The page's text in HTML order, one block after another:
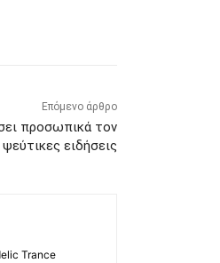
Επόμενο άρθρο
προσωπικά τον
ειδήσεις
Trance